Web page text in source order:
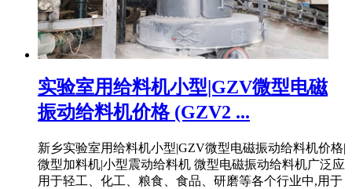
实验室用给料机小型|GZV微型电磁
振动给料机价格 (GZV2 ...
新乡实验室用给料机小型|GZV微型电磁振动给料机价格|
微型加料机|小型震动给料机 微型电磁振动给料机广泛应
用于轻工、化工、粮食、食品、研磨等各个行业中,用于